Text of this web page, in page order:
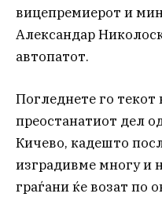
вицепремиерот и
Александар
автопатот.
Погледнете го текот
преостанатиот дел
Кичево, кадешто
изградивме многу и
граѓани ќе возат по